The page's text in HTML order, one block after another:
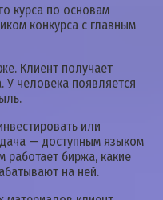
курса по основам
конкурса с главным
Клиент получает
У человека появляется
или
— доступным языком
работает биржа, какие
на ней.